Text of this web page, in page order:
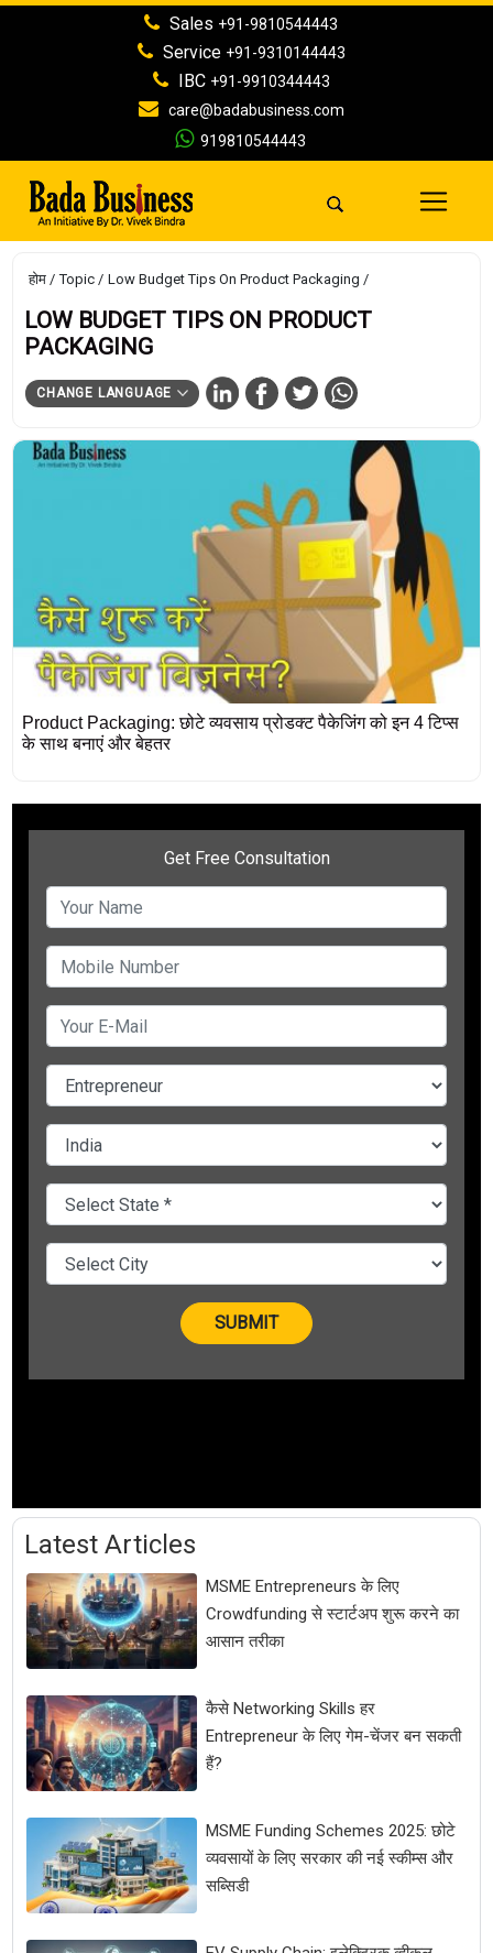
Sales +91-9810544443
Service +91-9310144443
IBC +91-9910344443
care@badabusiness.com
919810544443
होम Topic Low Budget Tips On Product Packaging
LOW BUDGET TIPS ON PRODUCT
PACKAGING
CHANGE LANGUAGE
Product Packaging: छोटे व्यवसाय प्रोडक्ट पैकेजिंग को इन 4 टिप्स
के साथ बनाएं और बेहतर
Latest Articles
MSME Entrepreneurs के लिए
Crowdfunding से स्टार्टअप शुरू करने का
आसान तरीका
कैसे Networking Skills हर
Entrepreneur के लिए गेम-चेंजर बन सकती
हैं?
MSME Funding Schemes 2025: छोटे
व्यवसायों के लिए सरकार की नई स्कीम्स और
सब्सिडी